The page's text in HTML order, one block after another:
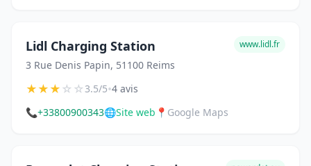
Lidl Charging Station
3 Rue Denis Papin, 51100 Reims
www.lidl.fr
★★★☆☆3.5/5•4 avis
📞+33800900343🌐Site web 📍 Google Maps